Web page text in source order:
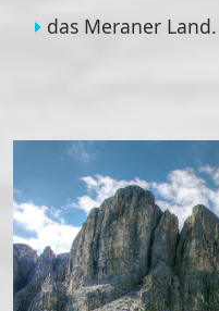
das Meraner Land.